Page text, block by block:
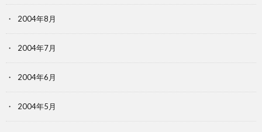
2004年8月
2004年7月
2004年6月
2004年5月